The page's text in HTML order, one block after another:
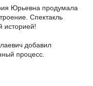
Юрьевна продумала
Спектакль
историей!
добавил
процесс.